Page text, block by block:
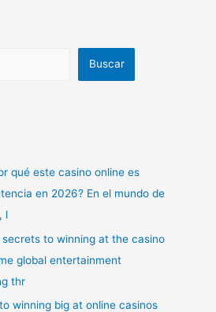
Buscar
qué este casino online es
en 2026? En el mundo de
l
to winning at the casino
global entertainment
thr
winning big at online casinos